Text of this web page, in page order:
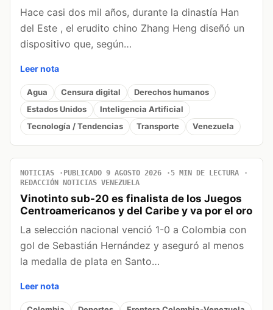
Hace casi dos mil años, durante la dinastía Han
del Este , el erudito chino Zhang Heng diseñó un
dispositivo que, según…
Leer nota
Agua Censura digital
Derechos humanos
Estados Unidos
Inteligencia Artificial
Tecnología / Tendencias
Transporte Venezuela
NOTICIAS PUBLICADO 9 AGOSTO 2026
5 MIN DE LECTURA
REDACCIÓN NOTICIAS VENEZUELA
Vinotinto sub-20 es finalista de los Juegos
Centroamericanos y del Caribe y va por el oro
La selección nacional venció 1-0 a Colombia con
gol de Sebastián Hernández y aseguró al menos
la medalla de plata en Santo…
Leer nota